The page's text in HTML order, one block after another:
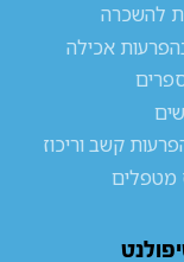
להשכרה
אכילה
קשב וריכוז
מטפלים